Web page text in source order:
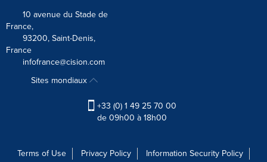
10 avenue du Stade de
France,
93200, Saint-Denis,
France
infofrance@cision.com
Sites mondiaux
+33 (0) 1 49 25 70 00
de 09h00 à 18h00
Terms of Use Privacy Policy
Information Security Policy